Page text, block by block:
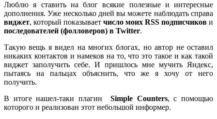
Люблю я ставить на блог всякие полезные и интересные
дополнения. Уже несколько дней вы можете наблюдать справа
виджет, который показывает число моих RSS подписчиков и
последователей (фолловеров) в Twitter.
Такую вещь я видел на многих блогах, но автор не оставил
никаких контактов и намеков на то, что это такое и как такой
виджет заполучить себе. И пришлось мне мучить Яндекс,
пытаясь на пальцах объяснить, что же я хочу от него
получить.
В итоге нашел-таки плагинSimple Counters, с помощью
которого и реализован этот небольшой информер.